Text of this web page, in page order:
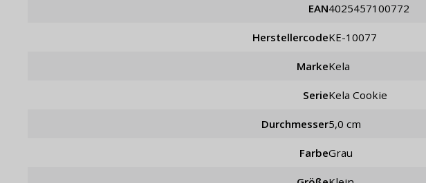
EAN 4025457100772
Herstellercode KE-10077
Marke Kela
Serie Kela Cookie
Durchmesser 5,0 cm
Farbe Grau